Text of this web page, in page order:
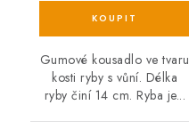
Gumové kousadlo ve tvaru
kosti ryby s vůní. Délka
ryby činí 14 cm. Ryba je...